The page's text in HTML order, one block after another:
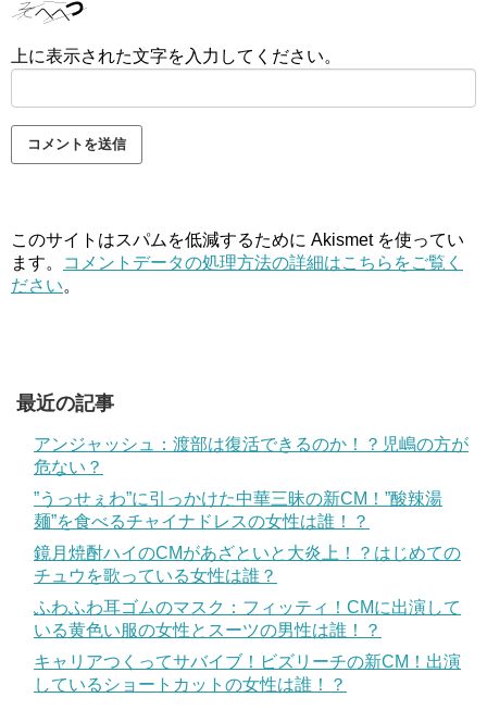
上に表示された文字を入力してください。
このサイトはスパムを低減するために Akismet を使ってい
ます。
コメントデータの処理方法の詳細はこちらをご覧く
ださい。
最近の記事
アンジャッシュ：渡部は復活できるのか！？児嶋の方が
危ない？
”うっせぇわ”に引っかけた中華三昧の新CM！”酸辣湯
麺”を食べるチャイナドレスの女性は誰！？
鏡月焼酎ハイのCMがあざといと大炎上！？はじめての
チュウを歌っている女性は誰？
ふわふわ耳ゴムのマスク：フィッティ！CMに出演して
いる黄色い服の女性とスーツの男性は誰！？
キャリアつくってサバイブ！ビズリーチの新CM！出演
しているショートカットの女性は誰！？